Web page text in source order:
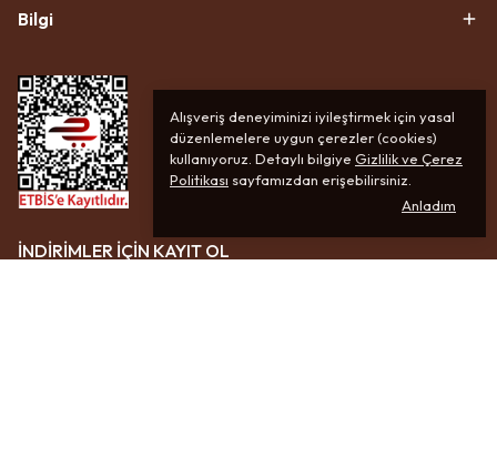
Alışveriş deneyiminizi iyileştirmek için yasal
düzenlemelere uygun çerezler (cookies)
kullanıyoruz. Detaylı bilgiye Gizlilik ve Çerez
Politikası sayfamızdan erişebilirsiniz.
Anladım
Bilgi
İNDİRİMLER İÇİN KAYIT OL